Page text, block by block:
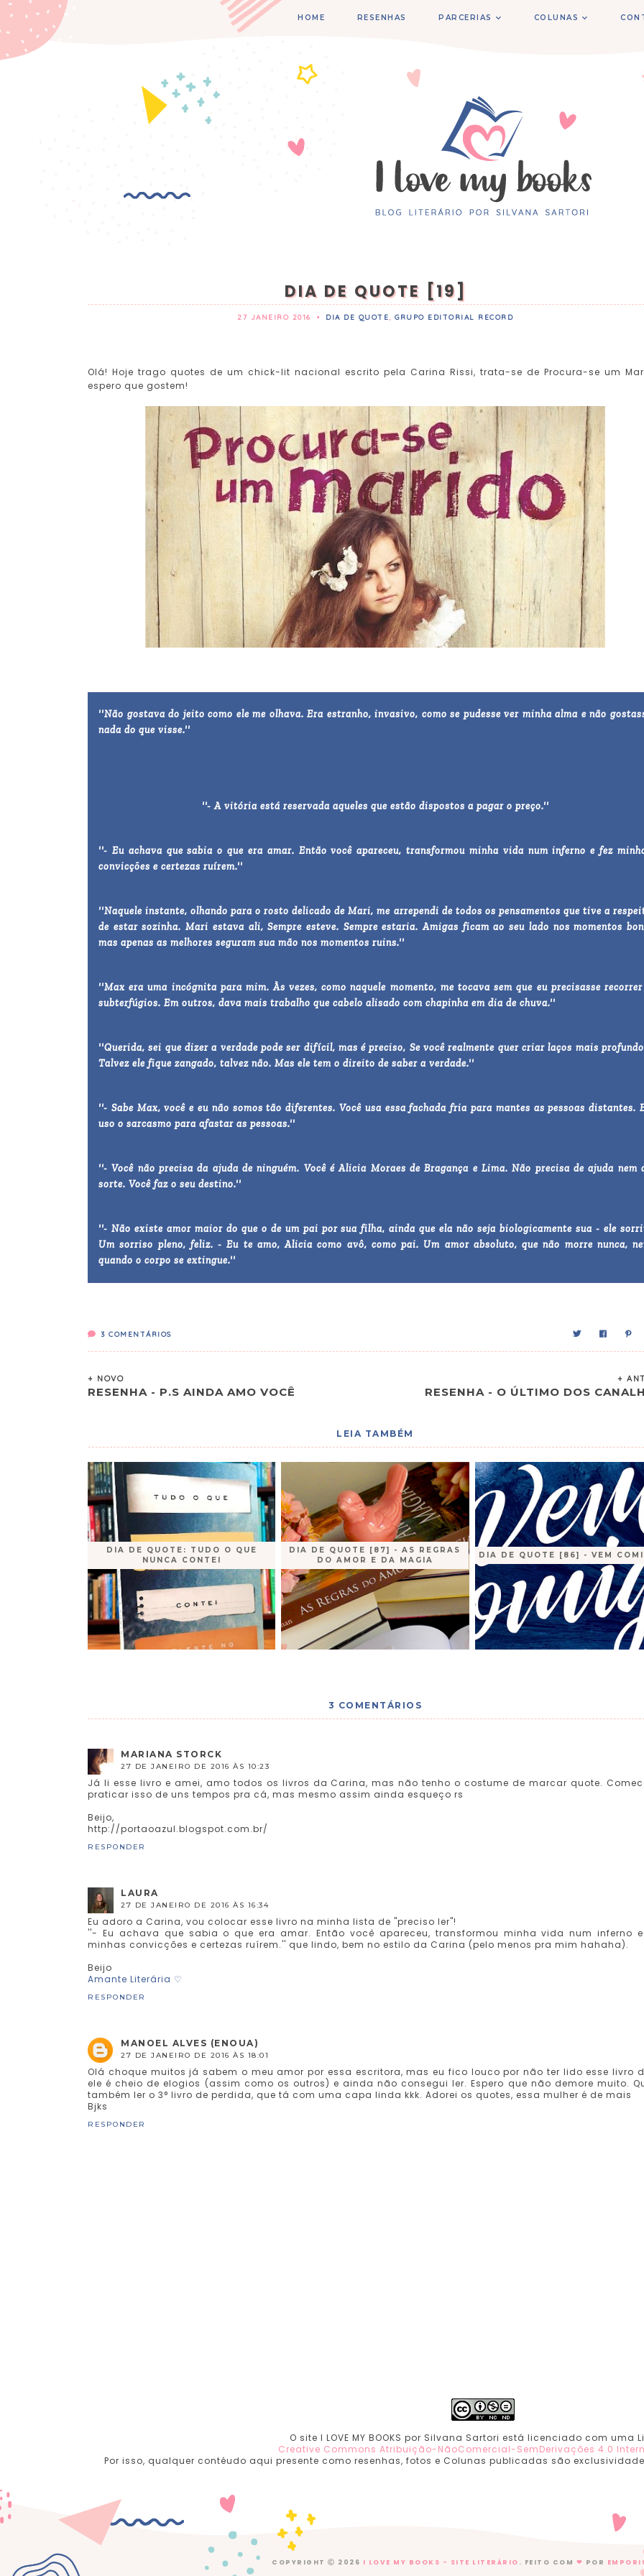
HOME RESENHAS PARCERIAS COLUNAS
DIA DE QUOTE [19]
27 JANEIRO 2016 • DIA DE QUOTE GRUPO EDITORIAL RECORD
Olá! Hoje trago quotes de um chick-lit nacional escrito pela Carina Rissi, trata-se de Procura-se um
espero que gostem!
''Não gostava do jeito como ele me olhava. Era estranho, invasivo, como se pudesse ver minha alma e não
nada do que visse.''
''- A vitória está reservada aqueles que estão dispostos a pagar o preço.''
''- Eu achava que sabia o que era amar. Então você apareceu, transformou minha vida num inferno e fez
convicções e certezas ruírem.''
''Naquele instante, olhando para o rosto delicado de Mari, me arrependi de todos os pensamentos que tive a
de estar sozinha. Mari estava ali, Sempre esteve. Sempre estaria. Amigas ficam ao seu lado nos momentos
mas apenas as melhores seguram sua mão nos momentos ruins.''
''Max era uma incógnita para mim. Às vezes, como naquele momento, me tocava sem que eu precisasse
subterfúgios. Em outros, dava mais trabalho que cabelo alisado com chapinha em dia de chuva.''
''Querida, sei que dizer a verdade pode ser difícil, mas é preciso, Se você realmente quer criar laços mais
Talvez ele fique zangado, talvez não. Mas ele tem o direito de saber a verdade.''
''- Sabe Max, você e eu não somos tão diferentes. Você usa essa fachada fria para mantes as pessoas distantes.
uso o sarcasmo para afastar as pessoas.''
''- Você não precisa da ajuda de ninguém. Você é Alicia Moraes de Bragança e Lima. Não precisa de ajuda nem
sorte. Você faz o seu destino.''
''- Não existe amor maior do que o de um pai por sua filha, ainda que ela não seja biologicamente sua - ele
Um sorriso pleno, feliz. - Eu te amo, Alicia como avô, como pai. Um amor absoluto, que não morre nunca,
quando o corpo se extingue.''
3 COMENTÁRIOS
+ NOVO
RESENHA - P.S AINDA AMO VOCÊ
+
RESENHA - O ÚLTIMO DOS
LEIA TAMBÉM
DIA DE QUOTE: TUDO O QUE
NUNCA CONTEI
DIA DE QUOTE [87] - AS REGRAS
DO AMOR E DA MAGIA
DIA DE QUOTE [86] - VEM
3 COMENTÁRIOS
MARIANA STORCK
27 DE JANEIRO DE 2016 ÀS 10:23
Já li esse livro e amei, amo todos os livros da Carina, mas não tenho o costume de marcar quote.
praticar isso de uns tempos pra cá, mas mesmo assim ainda esqueço rs
Beijo,
http://portaoazul.blogspot.com.br/
RESPONDER
LAURA
27 DE JANEIRO DE 2016 ÀS 16:34
Eu adoro a Carina, vou colocar esse livro na minha lista de "preciso ler"!
''- Eu achava que sabia o que era amar. Então você apareceu, transformou minha vida num inferno
minhas convicções e certezas ruírem.'' que lindo, bem no estilo da Carina (pelo menos pra mim hahaha).
Beijo
Amante Literária ♡
RESPONDER
MANOEL ALVES (ENOUA)
27 DE JANEIRO DE 2016 ÀS 18:01
Olá choque muitos já sabem o meu amor por essa escritora, mas eu fico louco por não ter lido esse livro
ele é cheio de elogios (assim como os outros) e ainda não consegui ler. Espero que não demore muito.
também ler o 3° livro de perdida, que tá com uma capa linda kkk. Adorei os quotes, essa mulher é de mais
Bjks
RESPONDER
O site I LOVE MY BOOKS por Silvana Sartori está licenciado com uma
Creative Commons Atribuição-NãoComercial-SemDerivações 4.0
Por isso, qualquer contéudo aqui presente como resenhas, fotos e Colunas publicadas são exclusividade.
COPYRIGHT 2026 I LOVE MY BOOKS - SITE LITERÁRIO . FEITO COM ❤ POR